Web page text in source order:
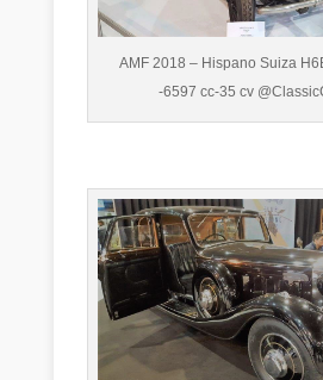
AMF 2018 – Hispano Suiza
-6597 cc-35 cv